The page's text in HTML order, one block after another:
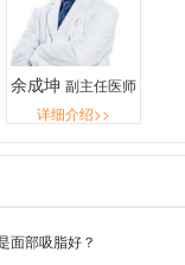
余成坤 副主任医师
详细介绍>>
面部吸脂好？